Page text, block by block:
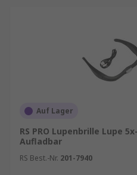
Auf Lager
RS PRO Lupenbrille Lupe
Aufladbar
RS Best.-Nr. 201-7940